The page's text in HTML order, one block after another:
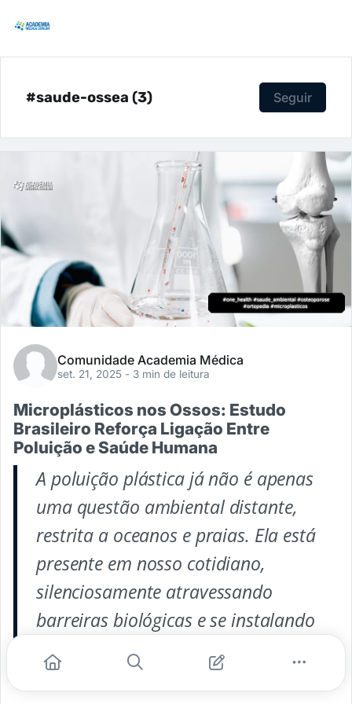
#saude-ossea (3) Seguir
Comunidade Academia Médica
set. 21, 2025 - 3 min de leitura
Microplásticos nos Ossos: Estudo
Brasileiro Reforça Ligação Entre
Poluição e Saúde Humana
A poluição plástica já não é apenas
uma questão ambiental distante,
restrita a oceanos e praias. Ela está
presente em nosso cotidiano,
silenciosamente atravessando
barreiras biológicas e se instalando
em nossos